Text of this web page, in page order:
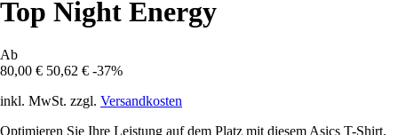
Top Night Energy
Ab
80,00 € 50,62 € -37%
inkl. MwSt. zzgl. Versandkosten
Optimieren Sie Ihre Leistung auf dem Platz mit diesem Asics T-Shirt,